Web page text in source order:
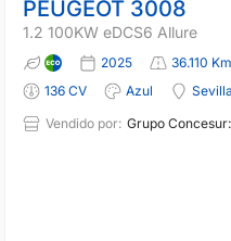
PEUGEOT 3008
1.2 100KW eDCS6 Allure
2025 36.110 Km
136 CV
Azul
Sevilla
Vendido por: Grupo